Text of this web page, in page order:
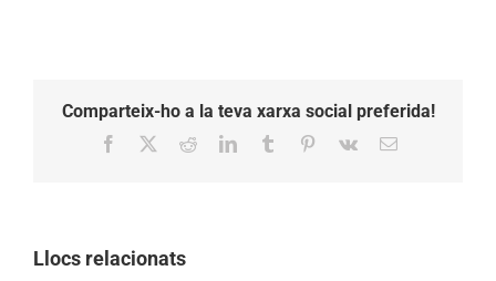
Comparteix-ho a la teva xarxa social preferida!
Facebook RedditLinkedInTumblr Pinterest
Vk Email:
Llocs relacionats